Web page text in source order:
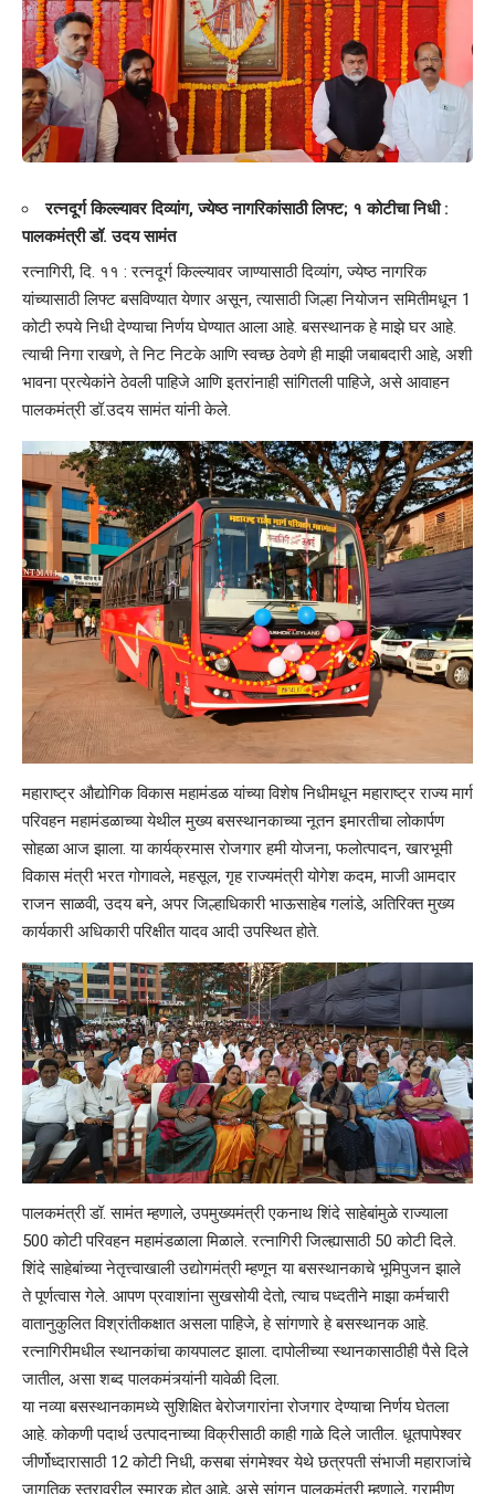
रत्नदूर्ग किल्ल्यावर दिव्यांग, ज्येष्ठ नागरिकांसाठी लिफ्ट; १ कोटीचा निधी :
पालकमंत्री डॉ. उदय सामंत
रत्नागिरी, दि. ११ : रत्नदूर्ग किल्ल्यावर जाण्यासाठी दिव्यांग, ज्येष्ठ नागरिक
यांच्यासाठी लिफ्ट बसविण्यात येणार असून, त्यासाठी जिल्हा नियोजन समितीमधून 1
कोटी रुपये निधी देण्याचा निर्णय घेण्यात आला आहे. बसस्थानक हे माझे घर आहे.
त्याची निगा राखणे, ते निट निटके आणि स्वच्छ ठेवणे ही माझी जबाबदारी आहे, अशी
भावना प्रत्येकांने ठेवली पाहिजे आणि इतरांनाही सांगितली पाहिजे, असे आवाहन
पालकमंत्री डॉ.उदय सामंत यांनी केले.
महाराष्ट्र औद्योगिक विकास महामंडळ यांच्या विशेष निधीमधून महाराष्ट्र राज्य मार्ग
परिवहन महामंडळाच्या येथील मुख्य बसस्थानकाच्या नूतन इमारतीचा लोकार्पण
सोहळा आज झाला. या कार्यक्रमास रोजगार हमी योजना, फलोत्पादन, खारभूमी
विकास मंत्री भरत गोगावले, महसूल, गृह राज्यमंत्री योगेश कदम, माजी आमदार
राजन साळवी, उदय बने, अपर जिल्हाधिकारी भाऊसाहेब गलांडे, अतिरिक्त मुख्य
कार्यकारी अधिकारी परिक्षीत यादव आदी उपस्थित होते.
पालकमंत्री डॉ. सामंत म्हणाले, उपमुख्यमंत्री एकनाथ शिंदे साहेबांमुळे राज्याला
500 कोटी परिवहन महामंडळाला मिळाले. रत्नागिरी जिल्ह्यासाठी 50 कोटी दिले.
शिंदे साहेबांच्या नेतृत्त्वाखाली उद्योगमंत्री म्हणून या बसस्थानकाचे भूमिपुजन झाले
ते पूर्णत्वास गेले. आपण प्रवाशांना सुखसोयी देतो, त्याच पध्दतीने माझा कर्मचारी
वातानुकुलित विश्रांतीकक्षात असला पाहिजे, हे सांगणारे हे बसस्थानक आहे.
रत्नागिरीमधील स्थानकांचा कायपालट झाला. दापोलीच्या स्थानकासाठीही पैसे दिले
जातील, असा शब्द पालकमंत्र्यांनी यावेळी दिला.
या नव्या बसस्थानकामध्ये सुशिक्षित बेरोजगारांना रोजगार देण्याचा निर्णय घेतला
आहे. कोकणी पदार्थ उत्पादनाच्या विक्रीसाठी काही गाळे दिले जातील. धूतपापेश्वर
जीर्णोध्दारासाठी 12 कोटी निधी, कसबा संगमेश्वर येथे छत्रपती संभाजी महाराजांचे
जागतिक स्तरावरील स्मारक होत आहे, असे सांगून पालकमंत्री म्हणाले, ग्रामीण